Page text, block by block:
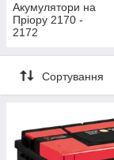
Акумулятори на
Пріору 2170 -
2172
Сортування